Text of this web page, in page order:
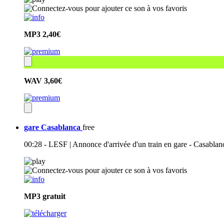
MP3 2,40€
WAV 3,60€
gare Casablanca free
00:28 - LESF | Annonce d'arrivée d'un train en gare -
MP3 gratuit